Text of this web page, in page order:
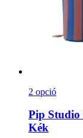
2 opció
Pip Studio
Kék